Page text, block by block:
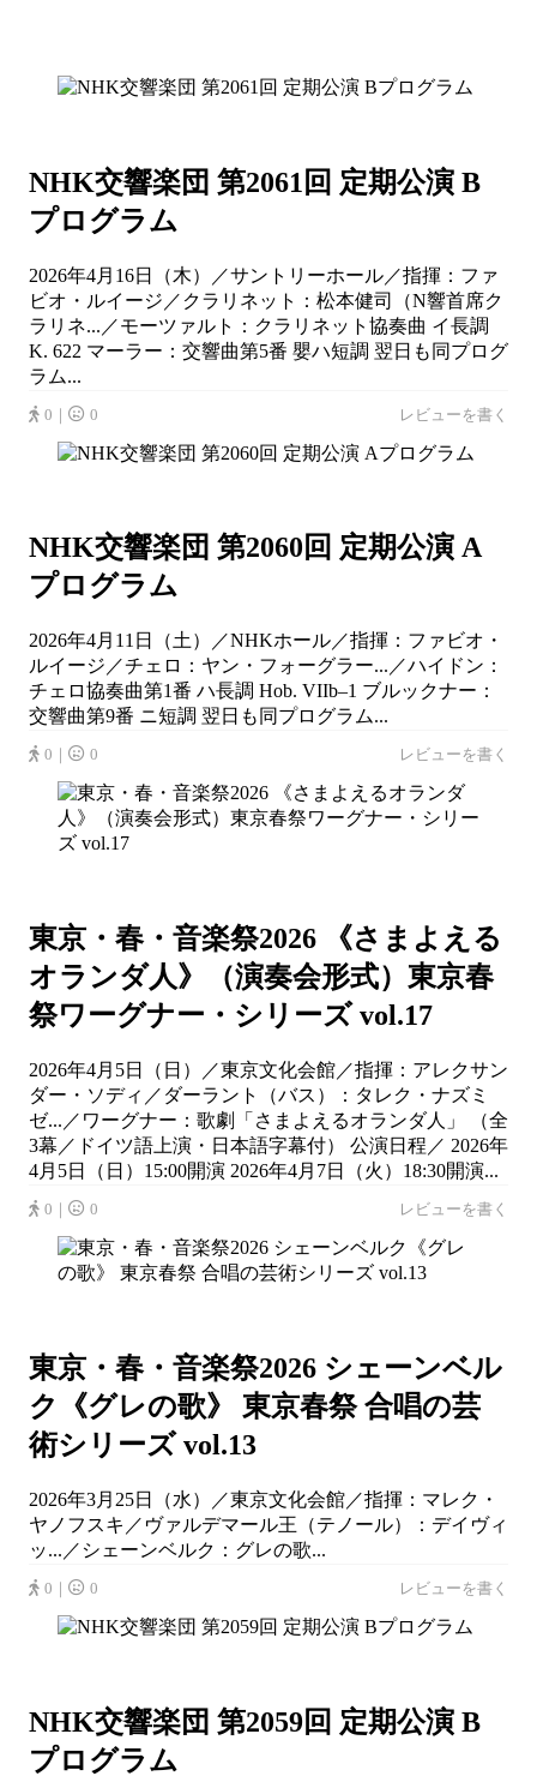
NHK交響楽団 第2061回 定期公演 B
プログラム
2026年4月16日（木）／サントリーホール／指揮：ファ
ビオ・ルイージ／クラリネット：松本健司（N響首席ク
ラリネ...／モーツァルト：クラリネット協奏曲 イ長調
K. 622 マーラー：交響曲第5番 嬰ハ短調 翌日も同プログ
ラム...
0｜ 0 レビューを書く
NHK交響楽団 第2060回 定期公演 A
プログラム
2026年4月11日（土）／NHKホール／指揮：ファビオ・
ルイージ／チェロ：ヤン・フォーグラー...／ハイドン：
チェロ協奏曲第1番 ハ長調 Hob. VIIb–1 ブルックナー：
交響曲第9番 ニ短調 翌日も同プログラム...
0｜ 0 レビューを書く
東京・春・音楽祭2026 《さまよえる
オランダ人》（演奏会形式）東京春
祭ワーグナー・シリーズ vol.17
2026年4月5日（日）／東京文化会館／指揮：アレクサン
ダー・ソディ／ダーラント（バス）：タレク・ナズミ
ゼ...／ワーグナー：歌劇「さまよえるオランダ人」 （全
3幕／ドイツ語上演・日本語字幕付） 公演日程／ 2026年
4月5日（日）15:00開演 2026年4月7日（火）18:30開演...
0｜ 0 レビューを書く
東京・春・音楽祭2026 シェーンベル
ク《グレの歌》 東京春祭 合唱の芸
術シリーズ vol.13
2026年3月25日（水）／東京文化会館／指揮：マレク・
ヤノフスキ／ヴァルデマール王（テノール）：デイヴィ
ッ...／シェーンベルク：グレの歌...
0｜ 0 レビューを書く
NHK交響楽団 第2059回 定期公演 B
プログラム